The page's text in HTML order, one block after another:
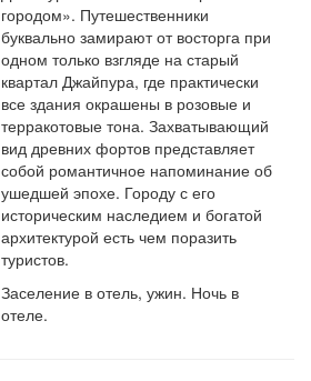
городом». Путешественники
буквально замирают от восторга при
одном только взгляде на старый
квартал Джайпура, где практически
все здания окрашены в розовые и
терракотовые тона. Захватывающий
вид древних фортов представляет
собой романтичное напоминание об
ушедшей эпохе. Городу с его
историческим наследием и богатой
архитектурой есть чем поразить
туристов.
Заселение в отель, ужин. Ночь в
отеле.